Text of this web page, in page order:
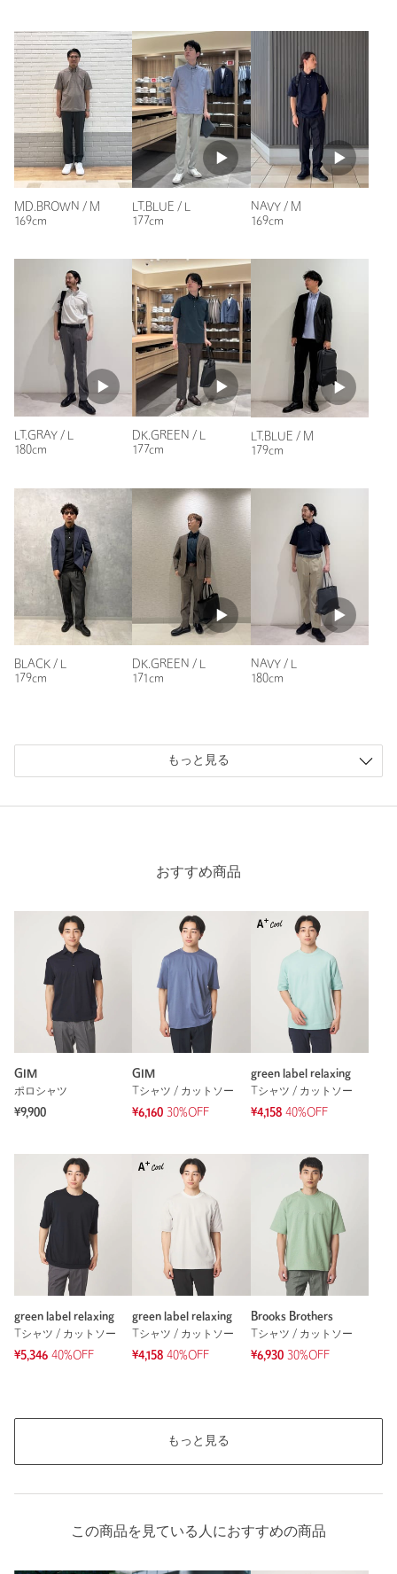
店舗へお問い合わせの際は、全国のgreen label relaxing各店舗ま
で下記の品名/品番をお申し付けください。
品名：◆D/C B/EYE BD_S 品番：31171990237
商品詳細
注文キャンセル 対象商品
返品 対象商品
MEN
カテゴリー トップス ポロシャツ
S M L XL XXL
コットン53％ ポリエステル47％
洗濯表示 洗濯機洗い可 洗濯表示について
原産国 ベトナム製
さにジャストサイズ！
買い足ししようかと思っています笑
アローズ様XXLの展開をありがとうございます！
(XXLのパンツも作ってほしーい)
性別：男性
年代：50代前半
身長：170cm
22人が参考になったと回答
ニックネーム： ヨシ
投稿日： 2025年5月24日
購入サイズ：S
｜
購入カラー：LT.BLUE
購入商品のサイズ感：ちょうどよい
立つ感じがする。
男性
年代： 60代～
身長：166cm
普段の着用サイズ：
19人が参考になったと回答
参考になった
ニックネーム： k
通気性も良くシワにもならず使いやすい。
男性
年代：40代後半
身長： 170cm
普段の着用サイズ：
19人が参考になったと回答
※レビューは、個人の主観による感想・体感によるもので、商品の効果や性
能を保証するものではありません。
もっと見る
MD.BROWN / M
169cm
LT.BLUE / L
177cm
NAVY / M
169cm
LT.GRAY / L
180cm
DK.GREEN / L
177cm
LT.BLUE / M
179cm
BLACK / L
179cm
DK.GREEN / L
171cm
NAVY / L
180cm
もっと見る
おすすめ商品
GIM
ポロシャツ
¥9,900
GIM
Tシャツ / カットソー
¥6,160 30%OFF
green label relaxing
Tシャツ / カットソー
¥4,158 40%OFF
green label relaxing
Tシャツ / カットソー
¥5,346 40%OFF
green label relaxing
Tシャツ / カットソー
¥4,158 40%OFF
Brooks Brothers
Tシャツ / カットソー
¥6,930 30%OFF
もっと見る
この商品を見ている人におすすめの商品